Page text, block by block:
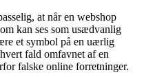
at når en webshop
kan ses som usædvanlig
et symbol på en uærlig
fald omfavnet af en
falske online forretninger.